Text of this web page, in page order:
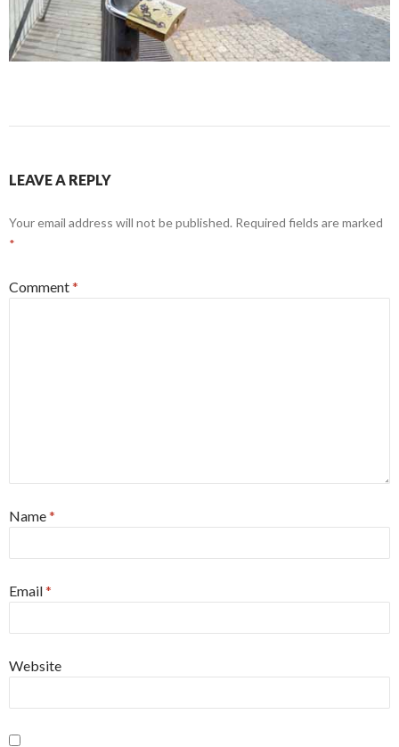
LEAVE A REPLY
Your email address will not be published. Required fields are marked
*
Comment*
Name*
Email*
Website